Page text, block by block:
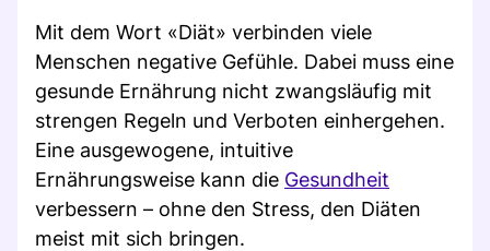
Mit dem Wort «Diät» verbinden viele
Menschen negative Gefühle. Dabei muss eine
gesunde Ernährung nicht zwangsläufig mit
strengen Regeln und Verboten einhergehen.
Eine ausgewogene, intuitive
Ernährungsweise kann die Gesundheit
verbessern – ohne den Stress, den Diäten
meist mit sich bringen.